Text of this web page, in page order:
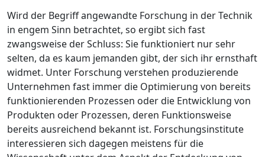
Wird der Begriffangewandte Forschung in der Technik
in engem Sinn betrachtet, so ergibt sich fast
zwangsweise der Schluss: Sie funktioniert nur sehr
selten, da es kaum jemanden gibt, der sich ihr ernsthaft
widmet. Unter Forschung verstehen produzierende
Unternehmen fast immer die Optimierung von bereits
funktionierenden Prozessen oder die Entwicklung von
Produkten oder Prozessen, deren Funktionsweise
bereits ausreichend bekannt ist. Forschungsinstitute
interessieren sich dagegen meistens für die